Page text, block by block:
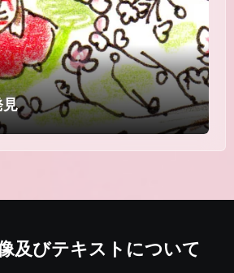
及びテキストについて